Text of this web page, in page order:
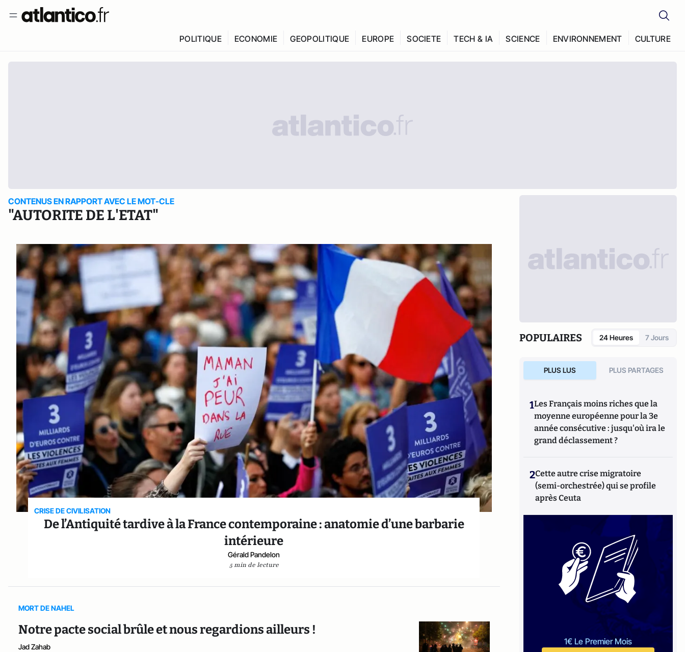
POLITIQUE ECONOMIE GEOPOLITIQUE EUROPE SOCIETE TECH & IA SCIENCE ENVIRONNEMENT CULTURE
CONTENUS EN RAPPORT AVEC LE MOT-CLE
"AUTORITE DE L'ETAT"
CRISE DE CIVILISATION
De l’Antiquité tardive à la France contemporaine : anatomie d’une barbarie
intérieure
Gérald Pandelon
5 min de lecture
MORT DE NAHEL
Notre pacte social brûle et nous regardions ailleurs !
Jad Zahab
POPULAIRES 24 Heures 7 Jours
PLUS LUS PLUS PARTAGES
1Les Français moins riches que la
moyenne européenne pour la 3e
année consécutive : jusqu'où ira le
grand déclassement ?
2Cette autre crise migratoire
(semi-orchestrée) qui se profile
après Ceuta
1€ Le Premier Mois